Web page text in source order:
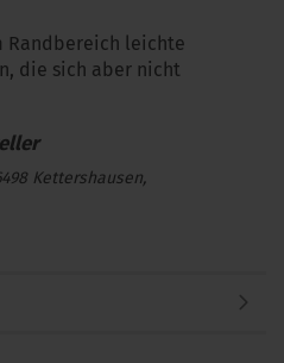
Randbereich leichte
die sich aber nicht
Kettershausen,